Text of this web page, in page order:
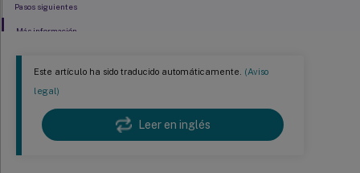
Este artículo ha sido traducido automáticamente. (Aviso
legal)
Leer en inglés
Pasos siguientes
Más información